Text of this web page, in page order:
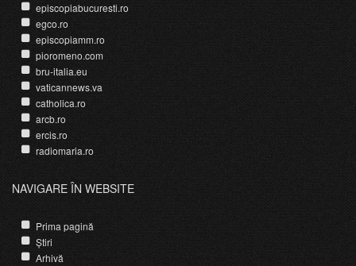
episcopiabucuresti.ro
egco.ro
episcopiamm.ro
pioromeno.com
bru-italia.eu
vaticannews.va
catholica.ro
arcb.ro
ercis.ro
radiomaria.ro
NAVIGARE ÎN WEBSITE
Prima pagină
Știri
Arhivă